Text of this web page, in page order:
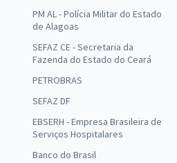
PM AL - Polícia Militar do Estado
de Alagoas
SEFAZ CE - Secretaria da
Fazenda do Estado do Ceará
PETROBRAS
SEFAZ DF
EBSERH - Empresa Brasileira de
Serviços Hospitalares
Banco do Brasil